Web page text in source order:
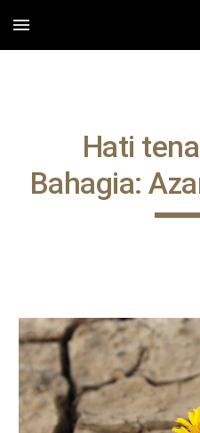
Skip to main content
Hati
Bahagia: